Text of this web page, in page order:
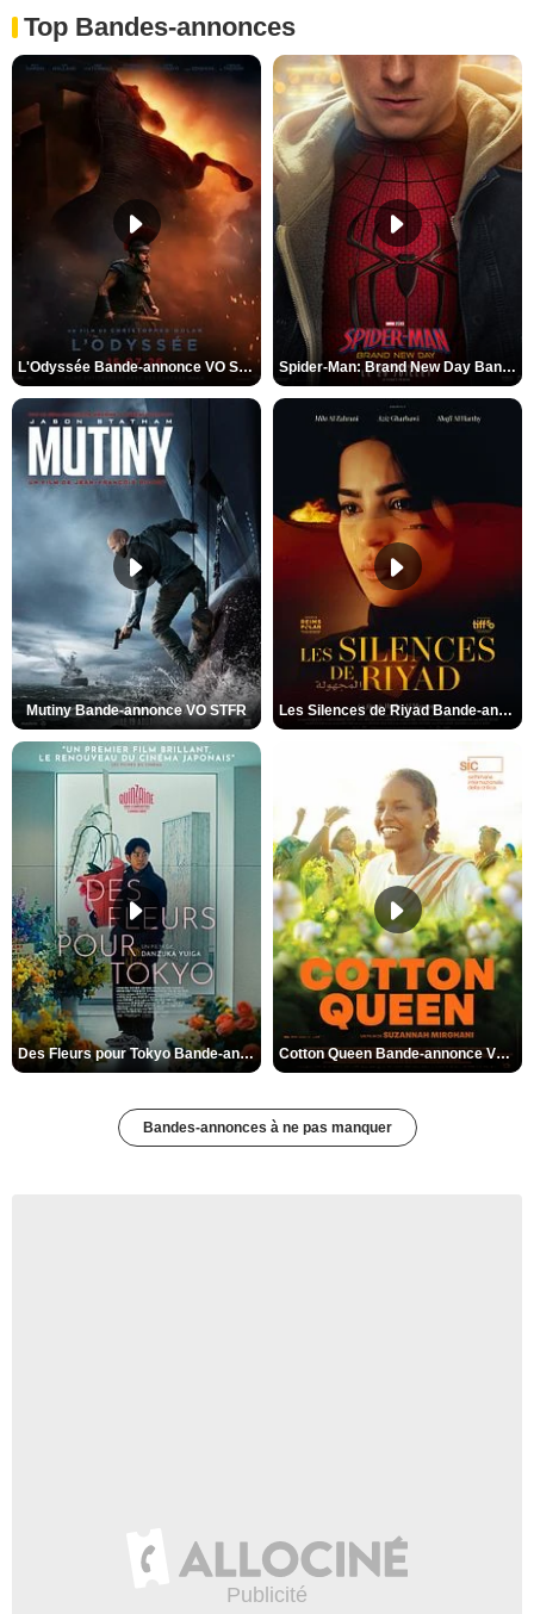
Top Bandes-annonces
L'Odyssée Bande-annonce VO STFR Spider-Man: Brand New Day Bande-annonce VO STFR
Mutiny Bande-annonce VO STFR Les Silences de Riyad Bande-annonce VO STFR
Des Fleurs pour Tokyo Bande-annonce VO STFR Cotton Queen Bande-annonce VO STFR
Bandes-annonces à ne pas manquer